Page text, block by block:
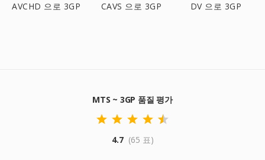
AVCHD 으로 3GP CAVS 으로 3GP DV 으로 3GP
MTS ~ 3GP 품질 평가
4.7 (65 표)